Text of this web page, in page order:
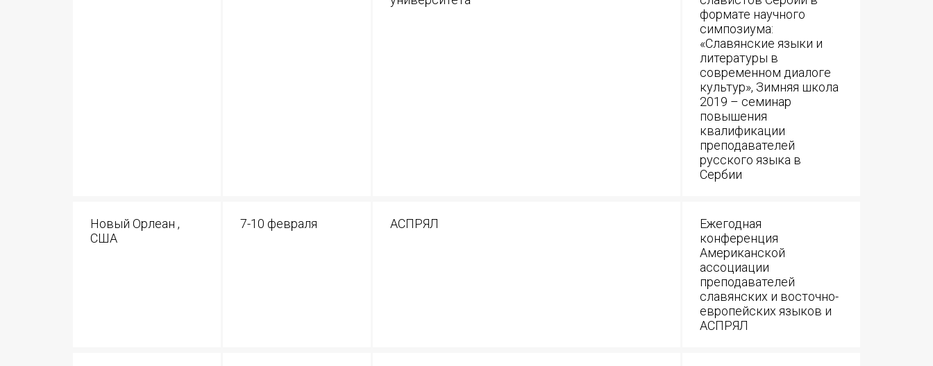
формате научного
симпозиума:
«Славянские языки и
литературы в
современном диалоге
культур», Зимняя школа
2019 – семинар
повышения
квалификации
преподавателей
русского языка в
Сербии
Новый Орлеан ,
США
7-10 февраля АСПРЯЛ
Ежегодная
конференция
Американской
ассоциации
преподавателей
славянских и восточно-
европейских языков и
АСПРЯЛ